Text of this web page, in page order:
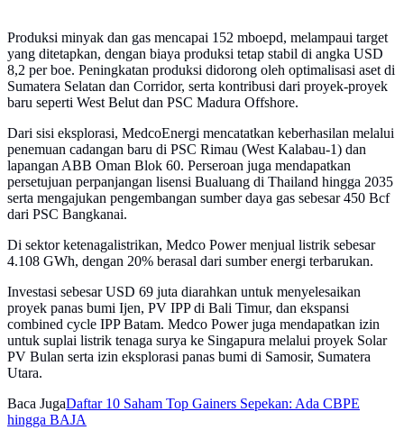
Produksi minyak dan gas mencapai 152 mboepd, melampaui target
yang ditetapkan, dengan biaya produksi tetap stabil di angka USD
8,2 per boe. Peningkatan produksi didorong oleh optimalisasi aset di
Sumatera Selatan dan Corridor, serta kontribusi dari proyek-proyek
baru seperti West Belut dan PSC Madura Offshore.
Dari sisi eksplorasi, MedcoEnergi mencatatkan keberhasilan melalui
penemuan cadangan baru di PSC Rimau (West Kalabau-1) dan
lapangan ABB Oman Blok 60. Perseroan juga mendapatkan
persetujuan perpanjangan lisensi Bualuang di Thailand hingga 2035
serta mengajukan pengembangan sumber daya gas sebesar 450 Bcf
dari PSC Bangkanai.
Di sektor ketenagalistrikan, Medco Power menjual listrik sebesar
4.108 GWh, dengan 20% berasal dari sumber energi terbarukan.
Investasi sebesar USD 69 juta diarahkan untuk menyelesaikan
proyek panas bumi Ijen, PV IPP di Bali Timur, dan ekspansi
combined cycle IPP Batam. Medco Power juga mendapatkan izin
untuk suplai listrik tenaga surya ke Singapura melalui proyek Solar
PV Bulan serta izin eksplorasi panas bumi di Samosir, Sumatera
Utara.
Baca JugaDaftar 10 Saham Top Gainers Sepekan: Ada CBPE
hingga BAJA